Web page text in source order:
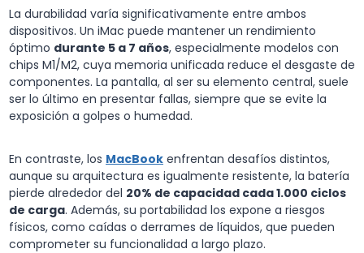
La durabilidad varía significativamente entre ambos
dispositivos. Un iMac puede mantener un rendimiento
óptimo durante 5 a 7 años, especialmente modelos con
chips M1/M2, cuya memoria unificada reduce el desgaste de
componentes. La pantalla, al ser su elemento central, suele
ser lo último en presentar fallas, siempre que se evite la
exposición a golpes o humedad.
En contraste, los MacBook enfrentan desafíos distintos,
aunque su arquitectura es igualmente resistente, la batería
pierde alrededor del 20% de capacidad cada 1.000 ciclos
de carga. Además, su portabilidad los expone a riesgos
físicos, como caídas o derrames de líquidos, que pueden
comprometer su funcionalidad a largo plazo.